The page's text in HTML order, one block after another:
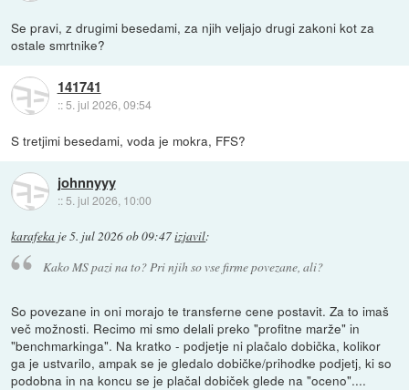
Se pravi, z drugimi besedami, za njih veljajo drugi zakoni kot za
ostale smrtnike?
141741
::5. jul 2026, 09:54
S tretjimi besedami, voda je mokra, FFS?
johnnyyy
:: 5. jul 2026, 10:00
karafeka je5. jul 2026 ob 09:47izjavil:
Kako MS pazi na to? Pri njih so vse firme povezane, ali?
So povezane in oni morajo te transferne cene postavit. Za to imaš
več možnosti. Recimo mi smo delali preko "profitne marže" in
"benchmarkinga". Na kratko - podjetje ni plačalo dobička, kolikor
ga je ustvarilo, ampak se je gledalo dobičke/prihodke podjetj, ki so
podobna in na koncu se je plačal dobiček glede na "oceno"....